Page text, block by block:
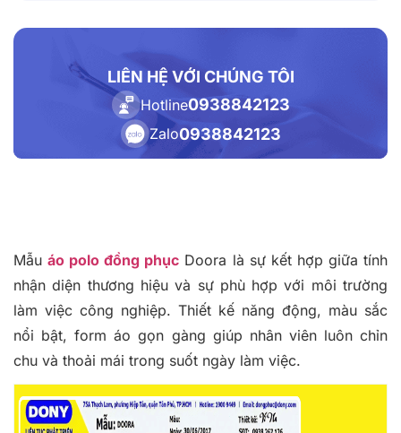
LIÊN HỆ VỚI CHÚNG TÔI
Hotline0938842123
Zalo0938842123
Mẫuáo polo đồng phục Doora là sự kết hợp giữa tính
nhận diện thương hiệu và sự phù hợp với môi trường
làm việc công nghiệp. Thiết kế năng động, màu sắc
nổi bật, form áo gọn gàng giúp nhân viên luôn chỉn
chu và thoải mái trong suốt ngày làm việc.